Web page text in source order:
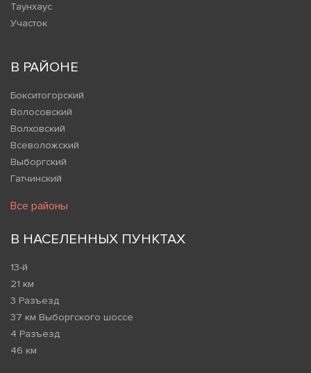
Таунхаус
Участок
В РАЙОНЕ
Бокситогорский
Волосовский
Волховский
Всеволожский
Выборгский
Гатчинский
Все районы
В НАСЕЛЕННЫХ ПУНКТАХ
13-й
21 км
3 Разъезд
37 км Выборгского шоссе
4 Разъезд
46 км